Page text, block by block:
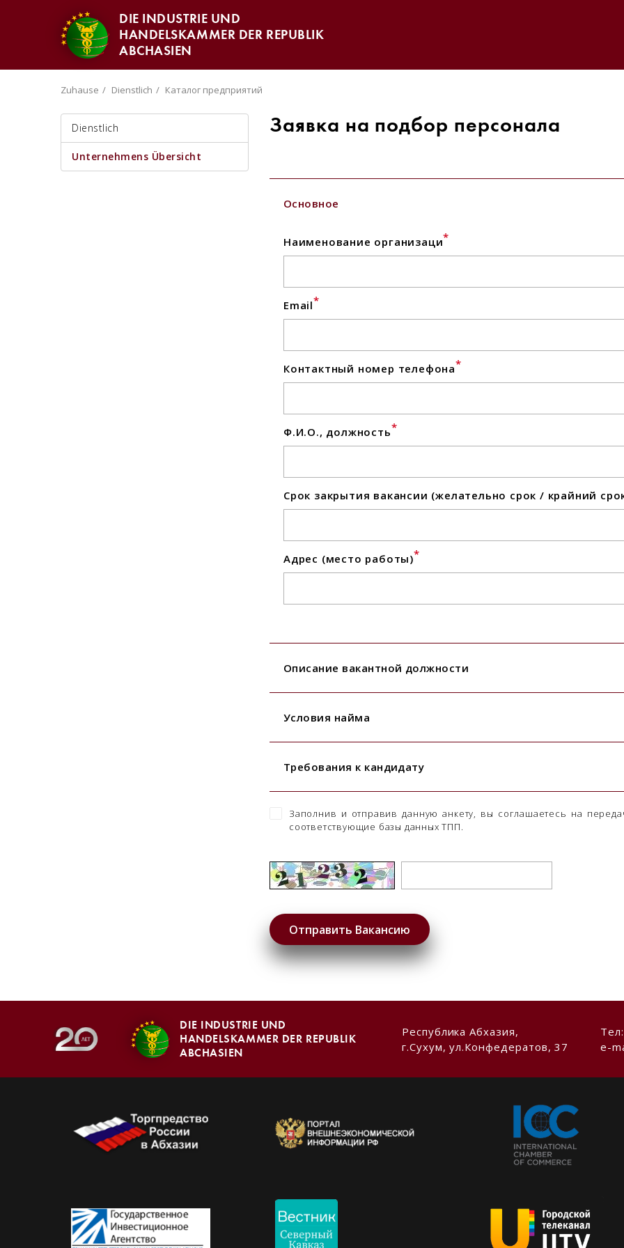
DIE INDUSTRIE UND
HANDELSKAMMER DER REPUBLIK
ABCHASIEN
Zuhause Dienstlich Каталог предприятий
Dienstlich
Unternehmens Übersicht
Заявка на подбор персонала
Основное
Наименование организаци*
Email*
Контактный номер телефона*
Ф.И.О., должность*
Срок закрытия вакансии (желательно срок / крайний
Адрес (место работы)*
Описание вакантной должности
Условия найма
Требования к кандидату
Заполнив и отправив данную анкету, вы соглашаетесь на
соответствующие базы данных ТПП.
DIE INDUSTRIE UND
HANDELSKAMMER DER REPUBLIK
ABCHASIEN
Республика Абхазия,
г.Сухум, ул.Конфедератов, 37
e-